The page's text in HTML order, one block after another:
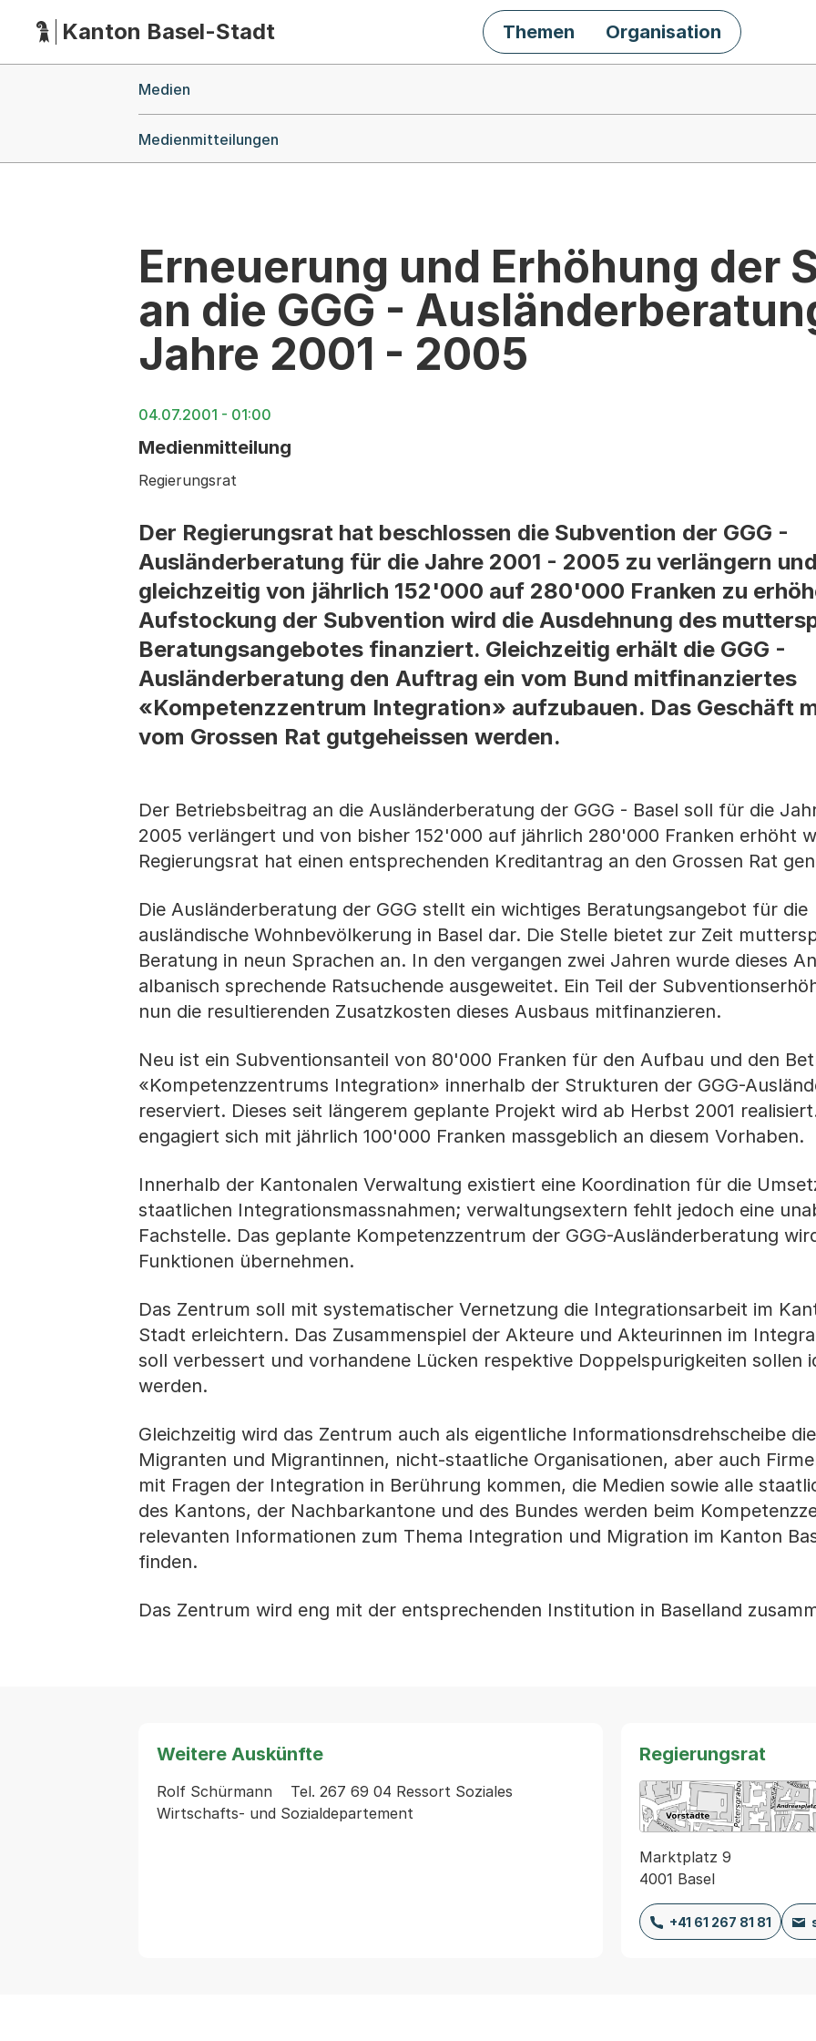
HauptnavigationKanton Basel-Stadt Themen Organisation
Medien
Medienmitteilungen
Erneuerung und Erhöhung der
an die GGG -
Jahre 2001 - 2005
04.07.2001 - 01:00
Medienmitteilung
Regierungsrat
Der Regierungsrat hat beschlossen die Subvention der GGG -
Ausländerberatung für die Jahre 2001 - 2005 zu verlängern
gleichzeitig von jährlich 152'000 auf 280'000 Franken zu
Aufstockung der Subvention wird die Ausdehnung des
Beratungsangebotes finanziert. Gleichzeitig erhält die GGG -
Ausländerberatung den Auftrag ein vom Bund mitfinanziertes
«Kompetenzzentrum Integration» aufzubauen. Das Geschäft
vom Grossen Rat gutgeheissen werden.
Der Betriebsbeitrag an die Ausländerberatung der GGG - Basel soll für die
2005 verlängert und von bisher 152'000 auf jährlich 280'000 Franken erhöht
Regierungsrat hat einen entsprechenden Kreditantrag an den Grossen Rat
Die Ausländerberatung der GGG stellt ein wichtiges Beratungsangebot für die
ausländische Wohnbevölkerung in Basel dar. Die Stelle bietet zur Zeit
Beratung in neun Sprachen an. In den vergangen zwei Jahren wurde dieses
albanisch sprechende Ratsuchende ausgeweitet. Ein Teil der
nun die resultierenden Zusatzkosten dieses Ausbaus mitfinanzieren.
Neu ist ein Subventionsanteil von 80'000 Franken für den Aufbau und den
«Kompetenzzentrums Integration» innerhalb der Strukturen der GGG-
reserviert. Dieses seit längerem geplante Projekt wird ab Herbst 2001
engagiert sich mit jährlich 100'000 Franken massgeblich an diesem Vorhaben.
Innerhalb der Kantonalen Verwaltung existiert eine Koordination für die
staatlichen Integrationsmassnahmen; verwaltungsextern fehlt jedoch eine
Fachstelle. Das geplante Kompetenzzentrum der GGG-Ausländerberatung
Funktionen übernehmen.
Das Zentrum soll mit systematischer Vernetzung die Integrationsarbeit im
Stadt erleichtern. Das Zusammenspiel der Akteure und Akteurinnen im
soll verbessert und vorhandene Lücken respektive Doppelspurigkeiten sollen
werden.
Gleichzeitig wird das Zentrum auch als eigentliche Informationsdrehscheibe
Migranten und Migrantinnen, nicht-staatliche Organisationen, aber auch
mit Fragen der Integration in Berührung kommen, die Medien sowie alle
des Kantons, der Nachbarkantone und des Bundes werden beim
relevanten Informationen zum Thema Integration und Migration im Kanton
finden.
Das Zentrum wird eng mit der entsprechenden Institution in Baselland
Weitere Auskünfte
Rolf Schürmann    Tel. 267 69 04 Ressort Soziales
Regierungsrat
Marktplatz 9
4001 Basel
+41 61 267 81 81